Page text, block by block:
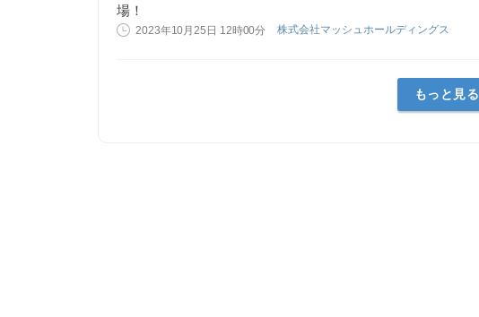
場！
2023年10月25日 12時00分 株式会社マッシュホールディングス
もっと見る